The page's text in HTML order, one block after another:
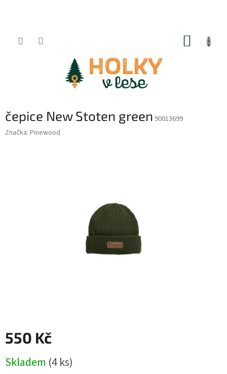
čepice New Stoten green 90013699
Značka: Pinewood
550 Kč
cena:
Skladem (4 ks)